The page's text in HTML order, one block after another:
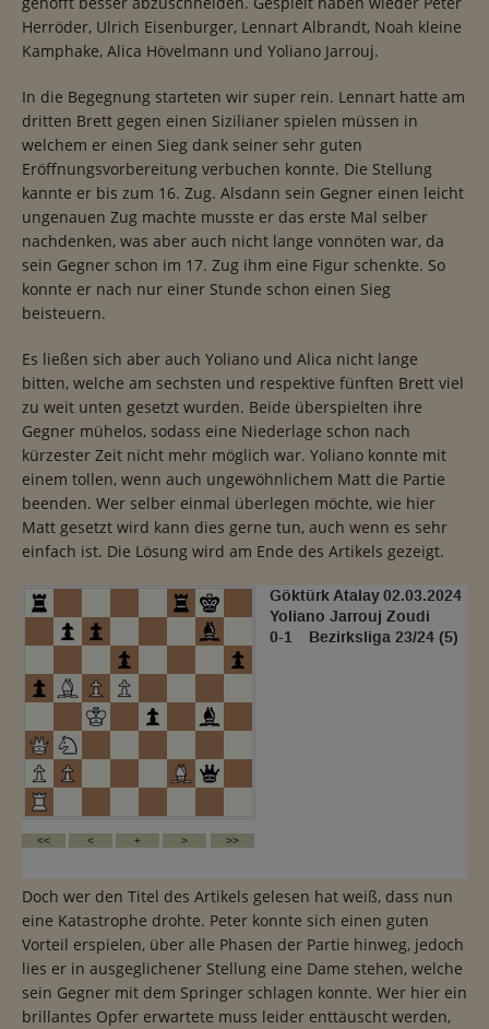
Herröder, Ulrich Eisenburger, Lennart Albrandt, Noah kleine
Kamphake, Alica Hövelmann und Yoliano Jarrouj.
In die Begegnung starteten wir super rein. Lennart hatte am
dritten Brett gegen einen Sizilianer spielen müssen in
welchem er einen Sieg dank seiner sehr guten
Eröffnungsvorbereitung verbuchen konnte. Die Stellung
kannte er bis zum 16. Zug. Alsdann sein Gegner einen leicht
ungenauen Zug machte musste er das erste Mal selber
nachdenken, was aber auch nicht lange vonnöten war, da
sein Gegner schon im 17. Zug ihm eine Figur schenkte. So
konnte er nach nur einer Stunde schon einen Sieg
beisteuern.
Es ließen sich aber auch Yoliano und Alica nicht lange
bitten, welche am sechsten und respektive fünften Brett viel
zu weit unten gesetzt wurden. Beide überspielten ihre
Gegner mühelos, sodass eine Niederlage schon nach
kürzester Zeit nicht mehr möglich war. Yoliano konnte mit
einem tollen, wenn auch ungewöhnlichem Matt die Partie
beenden. Wer selber einmal überlegen möchte, wie hier
Matt gesetzt wird kann dies gerne tun, auch wenn es sehr
einfach ist. Die Lösung wird am Ende des Artikels gezeigt.
Doch wer den Titel des Artikels gelesen hat weiß, dass nun
eine Katastrophe drohte. Peter konnte sich einen guten
Vorteil erspielen, über alle Phasen der Partie hinweg, jedoch
lies er in ausgeglichener Stellung eine Dame stehen, welche
sein Gegner mit dem Springer schlagen konnte. Wer hier ein
brillantes Opfer erwartete muss leider enttäuscht werden,